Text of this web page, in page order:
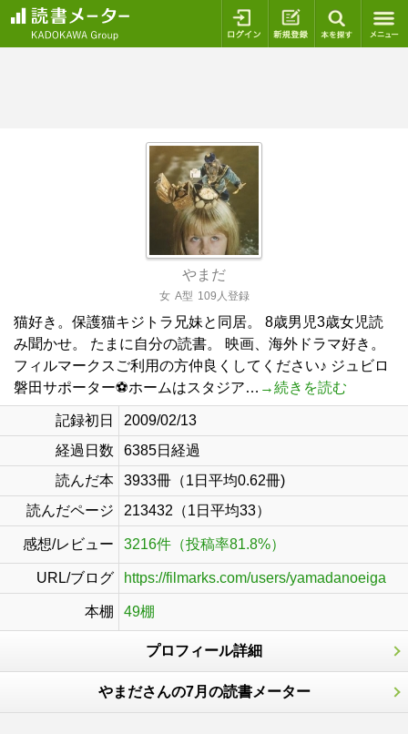
ログイン 新規登録
やまだ
女 A型 109人登録
猫好き。保護猫キジトラ兄妹と同居。 8歳男児3歳女児読
み聞かせ。 たまに自分の読書。 映画、海外ドラマ好き。
フィルマークスご利用の方仲良くしてください♪ ジュビロ
磐田サポーター⚽️ホームはスタジア… →続きを読む
記録初日
2009/02/13
経過日数
6385日経過
読んだ本
3933冊（1日平均0.62冊)
読んだページ
213432（1日平均33）
感想/レビュー 3216件（投稿率81.8%）
URL/ブログ https://filmarks.com/users/yamadanoeiga
本棚 49棚
プロフィール詳細
やまださんの7月の読書メーター